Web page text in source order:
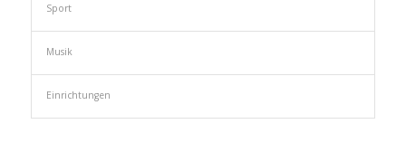
Sport
Musik
Einrichtungen